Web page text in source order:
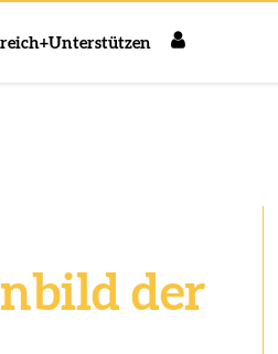
Unterstützen
der